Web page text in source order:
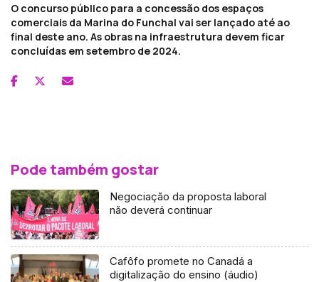
O concurso público para a concessão dos espaços
comerciais da Marina do Funchal vai ser lançado até ao
final deste ano. As obras na infraestrutura devem ficar
concluídas em setembro de 2024.
Pode também gostar
Negociação da proposta laboral
não deverá continuar
Cafôfo promete no Canadá a
digitalização do ensino (áudio)